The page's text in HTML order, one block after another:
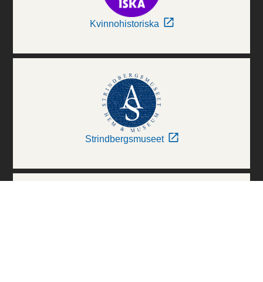
Kvinnohistoriska
Strindbergsmuseet